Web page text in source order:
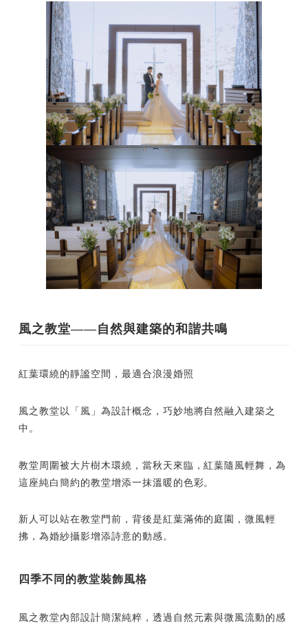
風之教堂——自然與建築的和諧共鳴
紅葉環繞的靜謐空間，最適合浪漫婚照
風之教堂以「風」為設計概念，巧妙地將自然融入建築之
中。
教堂周圍被大片樹木環繞，當秋天來臨，紅葉隨風輕舞，為
這座純白簡約的教堂增添一抹溫暖的色彩。
新人可以站在教堂門前，背後是紅葉滿佈的庭園，微風輕
拂，為婚紗攝影增添詩意的動感。
四季不同的教堂裝飾風格
風之教堂內部設計簡潔純粹，透過自然元素與微風流動的感